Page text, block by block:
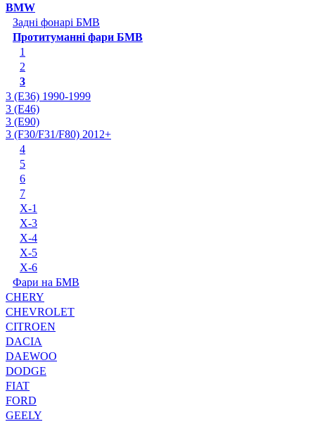
BMW
Задні фонарі БМВ
Протитуманні фари БМВ
1
2
3
3 (E36) 1990-1999
3 (E46)
3 (E90)
3 (F30/F31/F80) 2012+
4
5
6
7
X-1
X-3
X-4
X-5
X-6
Фари на БМВ
CHERY
CHEVROLET
CITROEN
DACIA
DAEWOO
DODGE
FIAT
FORD
GEELY